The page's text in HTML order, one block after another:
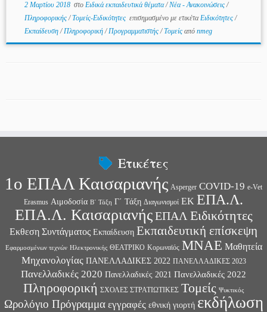
2 Μαρτίου 2018στο Ειδικά εκπαιδευτικά θέματα/Νέα - Ανακοινώσεις/
Πληροφορικής/Τομείς-Ειδικότητες επισημασμένο με ετικέταΕιδικότητες/
Εκπαίδευση/Πληροφορική/Προγραμματιστής/Τομείς από nmeg
Ετικέτες
1ο ΕΠΑΛ Καισαριανής Asperger COVID-19 e-Vet
Erasmus Αιμοδοσία Β΄ Τάξη Γ΄ Τάξη Διαγωνισμοί ΕΚ ΕΠΑ.Λ.
ΕΠΑ.Λ. Καισαριανής ΕΠΑΛ Ειδικότητες
Εκθεση Συντάγματος Εκπαίδευση Εκπαιδευτική επίσκεψη
Εφαρμοσμένων τεχνών Ηλεκτρονικής ΘΕΑΤΡΙΚΟ Κορωναϊός ΜΝΑΕ Μαθητεία
Μηχανολογίας ΠΑΝΕΛΛΑΔΙΚΕΣ 2022 ΠΑΝΕΛΛΑΔΙΚΕΣ 2023
Πανελλαδικές 2020 Πανελλαδικές 2021 Πανελλαδικές 2022
Πληροφορική ΣΧΟΛΕΣ ΣΤΡΑΤΙΩΤΙΚΕΣ Τομείς Ψυκτικός
Ωρολόγιο Πρόγραμμα εγγραφές εθνική γιορτή εκδήλωση